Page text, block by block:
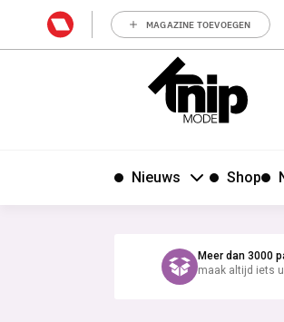
MAGAZINE TOEVOEGEN
Nieuws Shop
Meer dan 3000
maak altijd iets